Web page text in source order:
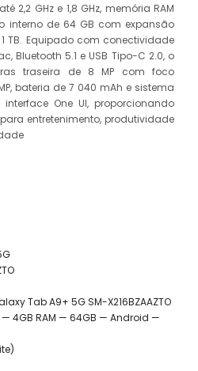
2,2 GHz e 1,8 GHz, memória RAM
interno de 64 GB com expansão
TB. Equipado com conectividade
Bluetooth 5.1 e USB Tipo-C 2.0, o
traseira de 8 MP com foco
bateria de 7 040 mAh e sistema
One UI, proporcionando
entretenimento, produtividade
Tab A9+ 5G SM-X216BZAAZTO
— 4GB RAM — 64GB — Android —